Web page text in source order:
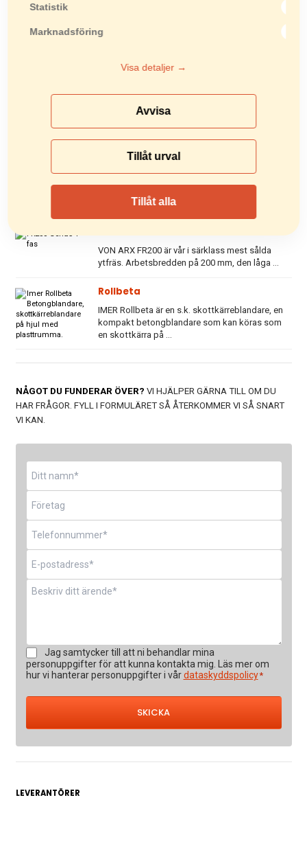
Statistik
Marknadsföring
Visa detaljer →
Avvisa
Tillåt urval
Tillåt alla
RMB-100
Reservdelar
ska hålla länge. Maskiner som när ...
VON ARX FR200 är vår i särklass mest sålda
ytfräs. Arbetsbredden på 200 mm, den låga ...
Rollbeta
IMER Rollbeta är en s.k. skottkärreblandare, en
kompakt betongblandare som kan köras som
en skottkärra på ...
NÅGOT DU FUNDERAR ÖVER? VI HJÄLPER GÄRNA TILL OM DU
HAR FRÅGOR. FYLL I FORMULÄRET SÅ ÅTERKOMMER VI SÅ SNART
VI KAN.
Namn
Företag
Telefon
E-
post
Meddelande
Samtycke
*
Jag samtycker till att ni behandlar mina
personuppgifter för att kunna kontakta mig. Läs mer om
hur vi hanterar personuppgifter i vårdataskyddspolicy*
LEVERANTÖRER